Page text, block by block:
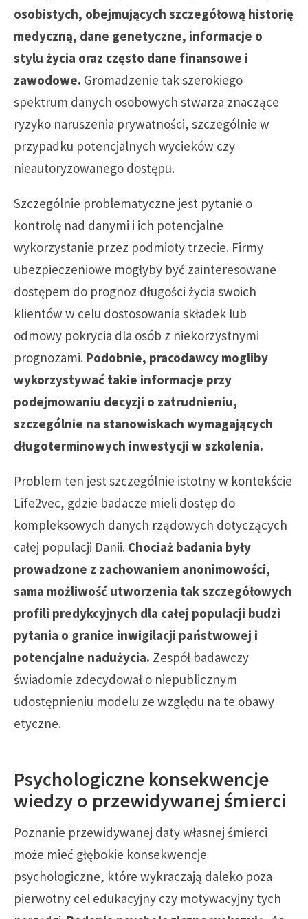
osobistych, obejmujących szczegółową historię
medyczną, dane genetyczne, informacje o
stylu życia oraz często dane finansowe i
zawodowe. Gromadzenie tak szerokiego
spektrum danych osobowych stwarza znaczące
ryzyko naruszenia prywatności, szczególnie w
przypadku potencjalnych wycieków czy
nieautoryzowanego dostępu.
Szczególnie problematyczne jest pytanie o
kontrolę nad danymi i ich potencjalne
wykorzystanie przez podmioty trzecie. Firmy
ubezpieczeniowe mogłyby być zainteresowane
dostępem do prognoz długości życia swoich
klientów w celu dostosowania składek lub
odmowy pokrycia dla osób z niekorzystnymi
prognozami. Podobnie, pracodawcy mogliby
wykorzystywać takie informacje przy
podejmowaniu decyzji o zatrudnieniu,
szczególnie na stanowiskach wymagających
długoterminowych inwestycji w szkolenia.
Problem ten jest szczególnie istotny w kontekście
Life2vec, gdzie badacze mieli dostęp do
kompleksowych danych rządowych dotyczących
całej populacji Danii. Chociaż badania były
prowadzone z zachowaniem anonimowości,
sama możliwość utworzenia tak szczegółowych
profili predykcyjnych dla całej populacji budzi
pytania o granice inwigilacji państwowej i
potencjalne nadużycia. Zespół badawczy
świadomie zdecydował o niepublicznym
udostępnieniu modelu ze względu na te obawy
etyczne.
Psychologiczne konsekwencje
wiedzy o przewidywanej śmierci
Poznanie przewidywanej daty własnej śmierci
może mieć głębokie konsekwencje
psychologiczne, które wykraczają daleko poza
pierwotny cel edukacyjny czy motywacyjny tych